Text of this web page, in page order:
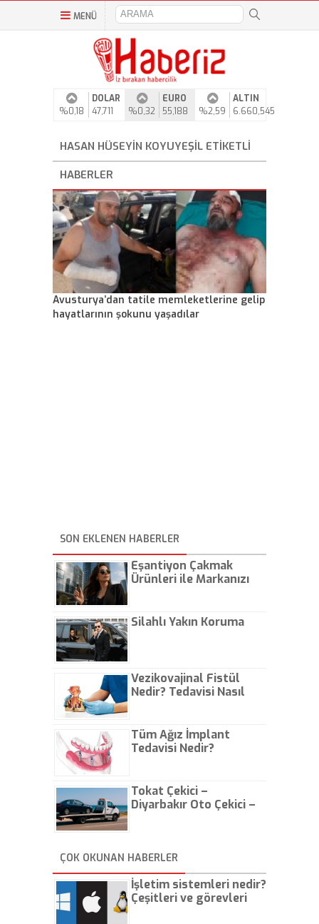
MENÜ
%0,18
DOLAR
47,711
%0,32
EURO
55,188
%2,59
ALTIN
6.660,545
HASAN HÜSEYIN KOYUYEŞIL ETIKETLI
HABERLER
Avusturya’dan tatile memleketlerine gelip
hayatlarının şokunu yaşadılar
SON EKLENEN HABERLER
Eşantiyon Çakmak
Ürünleri ile Markanızı
Silahlı Yakın Koruma
Vezikovajinal Fistül
Nedir? Tedavisi Nasıl
Tüm Ağız İmplant
Tedavisi Nedir?
Tokat Çekici –
Diyarbakır Oto Çekici –
ÇOK OKUNAN HABERLER
İşletim sistemleri nedir?
Çeşitleri ve görevleri